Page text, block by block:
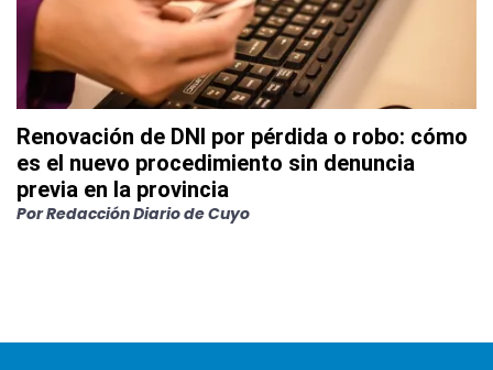
Renovación de DNI por pérdida o robo: cómo
es el nuevo procedimiento sin denuncia
previa en la provincia
PorRedacción Diario de Cuyo